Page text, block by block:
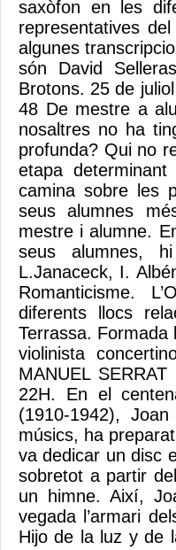
saxòfon en les
representatives
algunes
són David
Brotons. 25 de
48 De mestre a
nosaltres no ha
profunda? Qui no
etapa
camina sobre les
seus alumnes
mestre i alumne.
seus alumnes,
L.Janaceck, I.
Romanticisme.
diferents llocs
Terrassa. Formada
violinista
MANUEL
22H. En el
(1910-1942),
músics, ha
va dedicar un disc
sobretot a partir
un himne. Així,
vegada l’armari
Hijo de la luz y de